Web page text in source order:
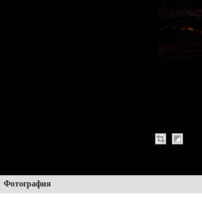
Фотография